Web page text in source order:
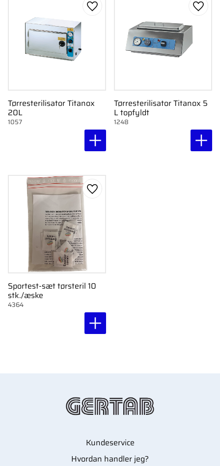
Tørresterilisator Titanox
20L
1057
Gem som favorit
Tørresterilisator Titanox 5
L topfyldt
1248
Gem
Sportest-sæt tørsteril 10
stk./æske
4364
Gem som favorit
Kundeservice
Hvordan handler jeg?